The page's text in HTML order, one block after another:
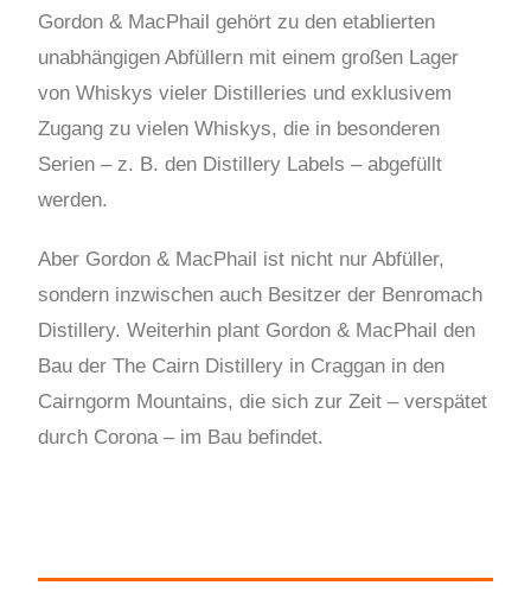
Gordon & MacPhail gehört zu den etablierten
unabhängigen Abfüllern mit einem großen Lager
von Whiskys vieler Distilleries und exklusivem
Zugang zu vielen Whiskys, die in besonderen
Serien – z. B. den Distillery Labels – abgefüllt
werden.
Aber Gordon & MacPhail ist nicht nur Abfüller,
sondern inzwischen auch Besitzer der Benromach
Distillery. Weiterhin plant Gordon & MacPhail den
Bau der The Cairn Distillery in Craggan in den
Cairngorm Mountains, die sich zur Zeit – verspätet
durch Corona – im Bau befindet.